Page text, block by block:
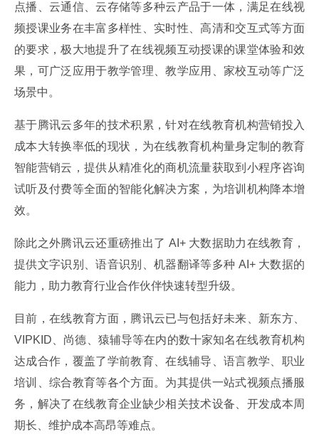
点播、云通信、云存储等多种云产品于一体，满足在线视
频授课业务在丰富多样性、实时性、高清和交互式等方面
的要求，极大地提升了在线视频互动授课的课堂体验和效
果，可广泛应用于教学管理、教学应用、家校互动等广泛
场景中。
基于腾讯云多年的技术积累，针对在线教育机构营销投入
成本大转换率低的现状，为在线教育机构量身定制的教育
智能营销云，提供从精准化的商机流量获取到小程序咨询
试听及付费等全面的智能化解决方案，为培训机构降本增
效。
除此之外腾讯云还重磅推出了 AI+ 大数据助力在线教育，
提供文字识别、语音识别、机器翻译等多种 AI+ 大数据的
能力，助力教育行业合作伙伴快速转型升级。
目前，在线教育方面，腾讯云已与包括好未来、新东方、
VIPKID、尚德、猿辅导等在内的数十家知名在线教育机构
达成合作，覆盖了学前教育、在线辅导、语言教学、职业
培训、综合教育等各个方面。为其提供一站式视频点播服
务，解决了在线教育企业缺少相关技术设备、开发成本周
期长、维护成本高昂等难点。